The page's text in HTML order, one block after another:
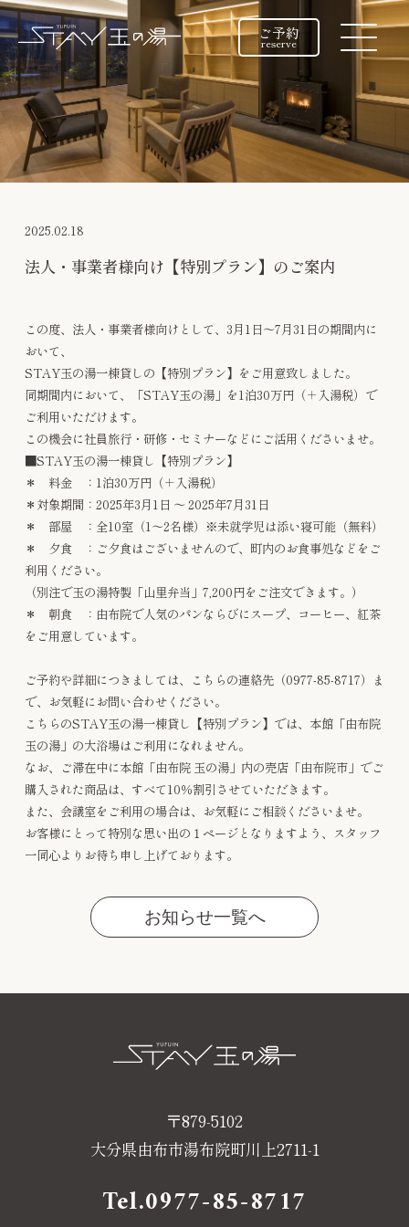
ご予約
reserve
2025.02.18
法人・事業者様向け【特別プラン】のご案内
この度、法人・事業者様向けとして、3月1日～7月31日の期間内に
おいて、
STAY玉の湯一棟貸しの【特別プラン】をご用意致しました。
同期間内において、「STAY玉の湯」を1泊30万円（＋入湯税）で
ご利用いただけます。
この機会に社員旅行・研修・セミナーなどにご活用くださいませ。
■STAY玉の湯一棟貸し【特別プラン】
＊ 料金 ：1泊30万円（＋入湯税）
＊対象期間：2025年3月1日 ～ 2025年7月31日
＊ 部屋 ：全10室（1～2名様）※未就学児は添い寝可能（無料）
＊ 夕食 ：ご夕食はございませんので、町内のお食事処などをご
利用ください。
（別注で玉の湯特製「山里弁当」7,200円をご注文できます。）
＊ 朝食 ：由布院で人気のパンならびにスープ、コーヒー、紅茶
をご用意しています。
ご予約や詳細につきましては、こちらの連絡先（0977-85-8717）ま
で、お気軽にお問い合わせください。
こちらのSTAY玉の湯一棟貸し【特別プラン】では、本館「由布院
玉の湯」の大浴場はご利用になれません。
なお、ご滞在中に本館「由布院 玉の湯」内の売店「由布院市」でご
購入された商品は、すべて10％割引させていただきます。
また、会議室をご利用の場合は、お気軽にご相談くださいませ。
お客様にとって特別な思い出の１ページとなりますよう、スタッフ
一同心よりお待ち申し上げております。
お知らせ一覧へ
〒879-5102
大分県由布市湯布院町川上2711-1
Tel.0977-85-8717